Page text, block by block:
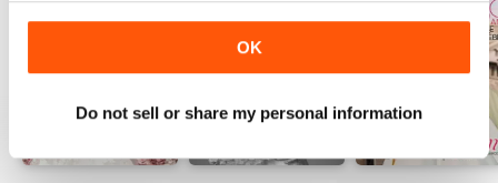
OK
Do not sell or share my personal information